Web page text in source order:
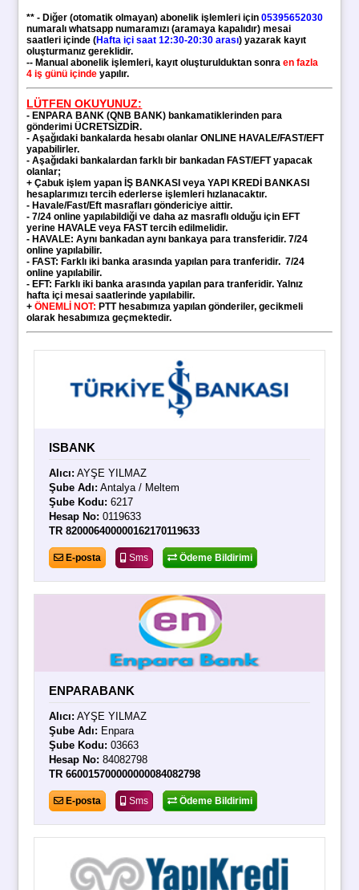
** - Diğer (otomatik olmayan) abonelik işlemleri için05395652030
numaralı whatsapp numaramızı (aramaya kapalıdır) mesai
saatleri içinde (Hafta içi saat 12:30-20:30 arası) yazarak kayıt
oluşturmanız gereklidir.
-- Manual abonelik işlemleri, kayıt oluşturulduktan sonraen fazla
4 iş günü içinde yapılır.
LÜTFEN OKUYUNUZ:
-ENPARA BANK (QNB BANK) bankamatiklerinden para
gönderimi ÜCRETSİZDİR.
- Aşağıdaki bankalarda hesabı olanlar ONLINE HAVALE/FAST/EFT
yapabilirler.
- Aşağıdaki bankalardan farklı bir bankadan FAST/EFT yapacak
olanlar;
+ Çabuk işlem yapan İŞ BANKASI veya YAPI KREDİ BANKASI
hesaplarımızı tercih ederlerse işlemleri hızlanacaktır.
- Havale/Fast/Eft masrafları göndericiye aittir.
- 7/24 online yapılabildiği ve daha az masraflı olduğu için EFT
yerine HAVALE veya FAST tercih edilmelidir.
- HAVALE: Aynı bankadan aynı bankaya para transferidir. 7/24
online yapılabilir.
- FAST: Farklı iki banka arasında yapılan para tranferidir. 7/24
online yapılabilir.
- EFT: Farklı iki banka arasında yapılan para tranferidir. Yalnız
hafta içi mesai saatlerinde yapılabilir.
+ÖNEMLİ NOT: PTT hesabımıza yapılan gönderiler, gecikmeli
olarak hesabımıza geçmektedir.
ISBANK
Alıcı: AYŞE YILMAZ
Şube Adı: Antalya / Meltem
Şube Kodu: 6217
Hesap No: 0119633
TR 820006400000162170119633
E-posta Sms Ödeme Bildirimi
ENPARABANK
Alıcı: AYŞE YILMAZ
Şube Adı: Enpara
Şube Kodu: 03663
Hesap No: 84082798
TR 660015700000000084082798
E-posta Sms Ödeme Bildirimi